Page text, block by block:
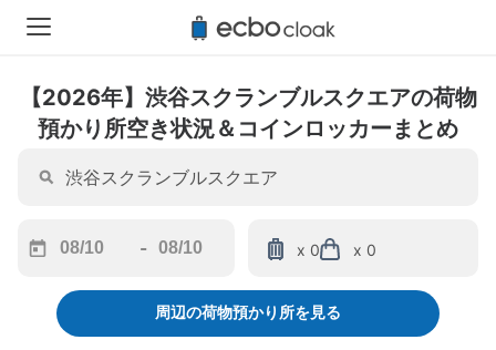
【2026年】渋谷スクランブルスクエアの荷物
預かり所空き状況＆コインロッカーまとめ
forward
interact
-
backward
to
interact
x 0 x 0
周辺の荷物預かり所を見る